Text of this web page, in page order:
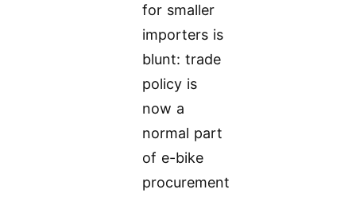
for smaller
importers is
blunt: trade
policy is
now a
normal part
of e-bike
procurement